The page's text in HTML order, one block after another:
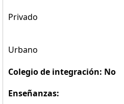
Privado
Urbano
Colegio de integración: No
Enseñanzas: